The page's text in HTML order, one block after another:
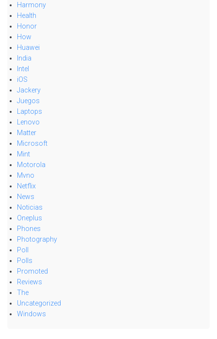
Harmony
Health
Honor
How
Huawei
India
Intel
iOS
Jackery
Juegos
Laptops
Lenovo
Matter
Microsoft
Mint
Motorola
Mvno
Netflix
News
Noticias
Oneplus
Phones
Photography
Poll
Polls
Promoted
Reviews
The
Uncategorized
Windows